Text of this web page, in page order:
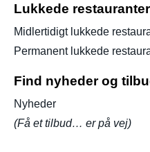
Lukkede restauranter
Midlertidigt lukkede
Permanent lukkede
Find nyheder og
Nyheder
(Få et tilbud… er på vej)